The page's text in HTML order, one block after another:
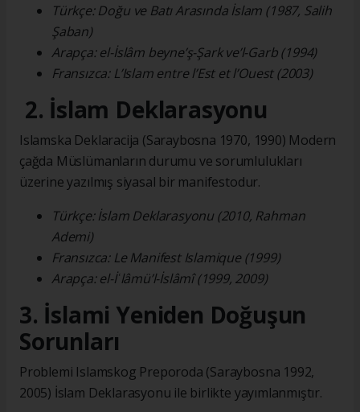
Türkçe: Doğu ve Batı Arasında İslam (1987, Salih
Şaban)
Arapça: el-İslâm beyne’ş-Şark ve’l-Garb (1994)
Fransızca: L’Islam entre l’Est et l’Ouest (2003)
2. İslam Deklarasyonu
Islamska Deklaracija (Saraybosna 1970, 1990) Modern
çağda Müslümanların durumu ve sorumlulukları
üzerine yazılmış siyasal bir manifestodur.
Türkçe: İslam Deklarasyonu (2010, Rahman
Ademi)
Fransızca: Le Manifest Islamique (1999)
Arapça: el-İʿlâmü’l-İslâmî (1999, 2009)
3. İslami Yeniden Doğuşun
Sorunları
Problemi Islamskog Preporoda (Saraybosna 1992,
2005) İslam Deklarasyonu ile birlikte yayımlanmıştır.